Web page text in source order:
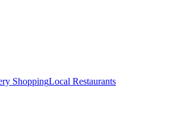
ShoppingLocal Restaurants